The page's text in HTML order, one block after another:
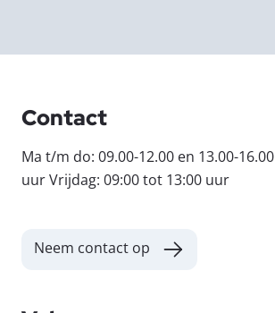
Contact
Ma t/m do: 09.00-12.00 en 13.00-16.00
uur Vrijdag: 09:00 tot 13:00 uur
Neem contact op